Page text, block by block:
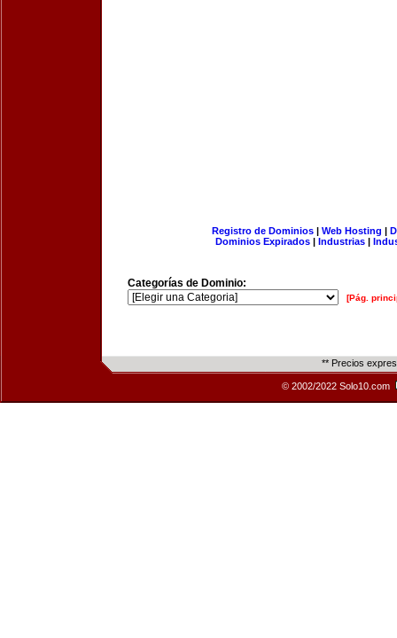
Registro de Dominios| Web Hosting |
Dominios Expirados | Industrias |
Categorías de Dominio:
[Pág.
** Precios
© 2002/2022 Solo10.com